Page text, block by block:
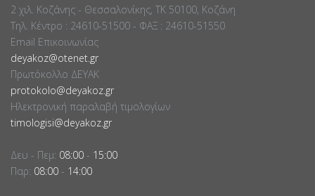
2 χιλ. Κοζάνης - Θεσσαλονίκης, ΤΚ 50100, Κοζάνη
Τηλ. Κέντρο : 24610-51500 - ΦΑΞ : 24610-51550
Email Επικοινωνίας
deyakoz@otenet.gr
Πρωτόκολλο ΔΕΥΑΚ
protokolo@deyakoz.gr
Ηλεκτρονική παραλαβή τιμολογίων
timologisi@deyakoz.gr
Δευ - Πεμ: 08:00 - 15:00
Παρ: 08:00 - 14:00